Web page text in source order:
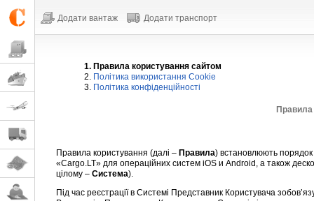
Додати вантаж Додати транспорт
1. Правила користування сайтом
2. Політика використання Cookie
3. Політика конфіденційності
Правила користування (далі – Правила) встановлюють
«Cargo.LT» для операційних систем iOS и Android, а також
цілому – Система).
Під час реєстрації в Системі Представник Користувача